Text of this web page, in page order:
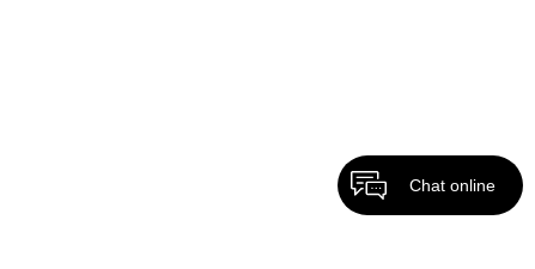
Chat online